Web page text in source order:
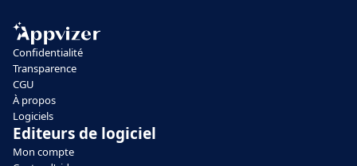
Confidentialité
Transparence
CGU
À propos
Logiciels
Editeurs de logiciel
Mon compte